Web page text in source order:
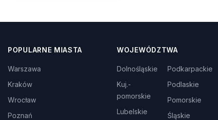
POPULARNE MIASTA
Warszawa
Kraków
Wrocław
Poznań
WOJEWÓDZTWA
Dolnośląskie
Kuj.-
pomorskie
Lubelskie
Podkarpackie
Podlaskie
Pomorskie
Śląskie